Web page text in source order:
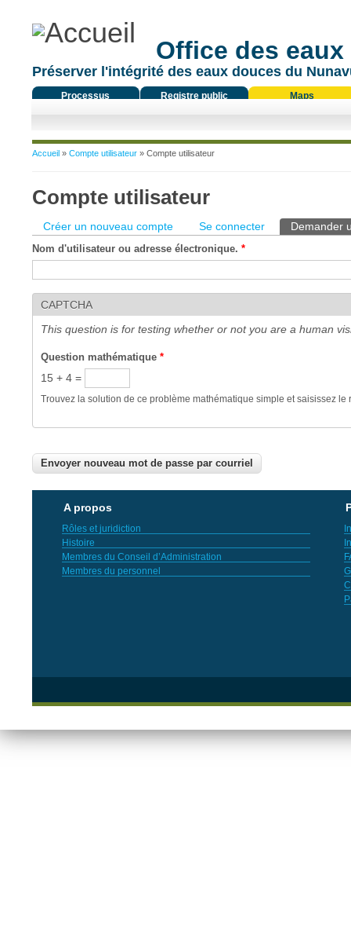
Office des
Préserver l'intégrité des eaux douces du
Processus
Registre public Maps
Vous êtes ici
Accueil» Compte utilisateur» Compte utilisateur
Compte utilisateur
Onglets principaux
Créer un nouveau compte Se connecter Demander
Nom d'utilisateur ou adresse électronique. *
CAPTCHA
This question is for testing whether or not you are a human
Question mathématique *
15 + 4 =
Trouvez la solution de ce problème mathématique simple et saisissez le
A propos
Rôles et juridiction
Histoire
Membres du Conseil d’Administration
Membres du personnel